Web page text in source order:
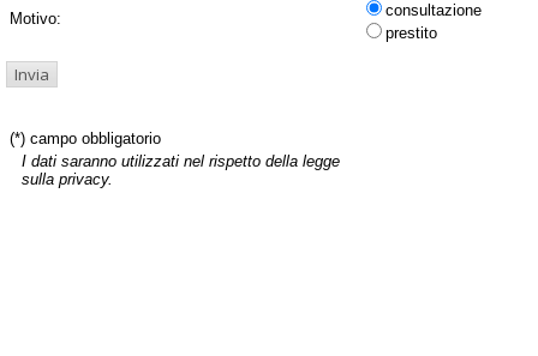
Motivo:
consultazione
prestito
(*) campo obbligatorio
I dati saranno utilizzati nel rispetto della legge
sulla privacy.